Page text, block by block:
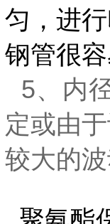
匀，进
钢管很
5、内
定或由
较大的